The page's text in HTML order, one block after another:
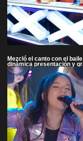
Mezcló el canto con el
dinámica presentación y